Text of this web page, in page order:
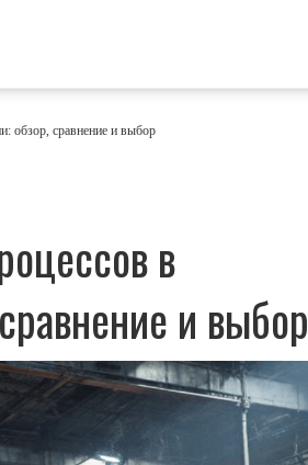
обзор, сравнение и выбор
в
и выбор